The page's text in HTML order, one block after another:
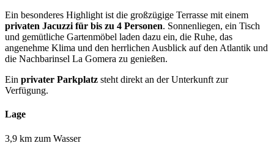
Ein besonderes Highlight ist die großzügige Terrasse mit einem
privaten Jacuzzi für bis zu 4 Personen. Sonnenliegen, ein Tisch
und gemütliche Gartenmöbel laden dazu ein, die Ruhe, das
angenehme Klima und den herrlichen Ausblick auf den Atlantik und
die Nachbarinsel La Gomera zu genießen.
Ein privater Parkplatz steht direkt an der Unterkunft zur
Verfügung.
Lage
3,9 km zum Wasser